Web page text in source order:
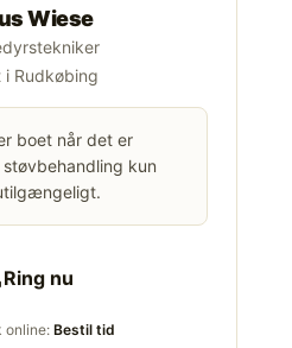
Wiese
i Rudkøbing
boet når det er
kun
Ring nu
online:Bestil tid